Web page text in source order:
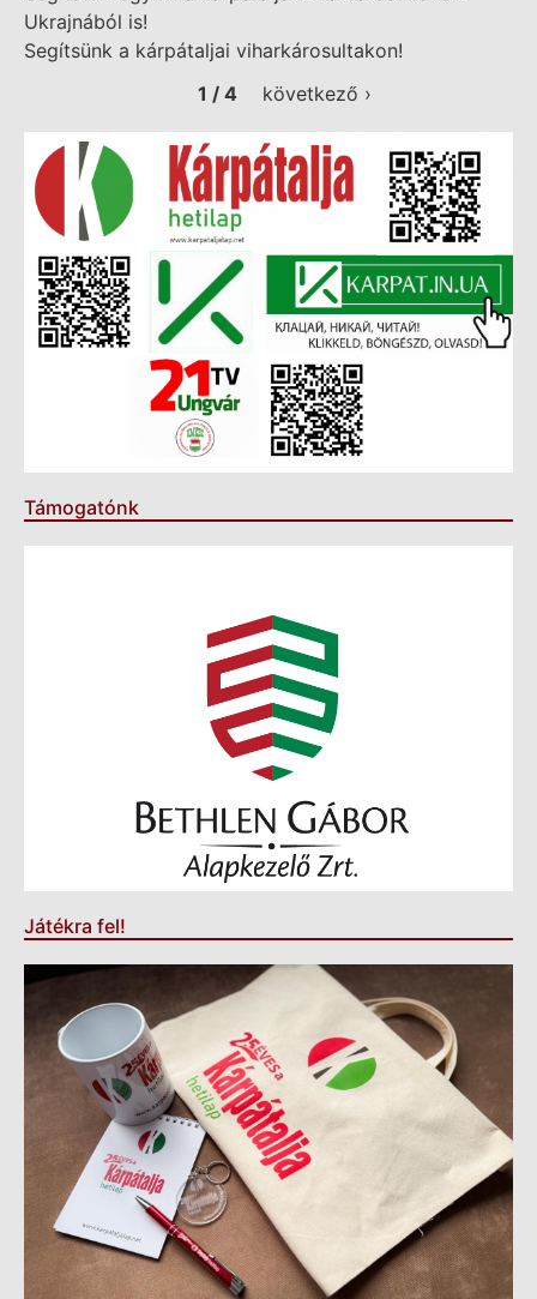
Ukrajnából is!
Segítsünk a kárpátaljai viharkárosultakon!
1 / 4
következő ›
Támogatónk
Játékra fel!